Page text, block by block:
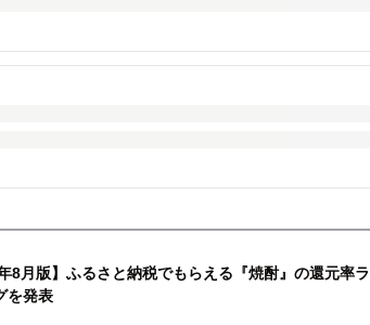
8月版】ふるさと納税でもらえる『焼酎』の還元率ラ
を発表